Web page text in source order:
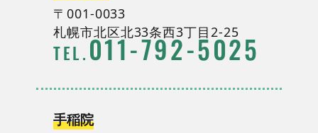
〒001-0033
札幌市北区北33条西3丁目2-25
TEL. 011 - 792-5025
手稲院